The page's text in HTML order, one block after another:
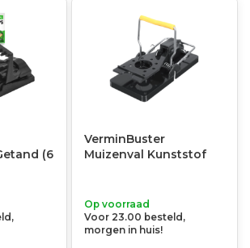
(6
VerminBuster
Muizenval Kunststof
Op voorraad
Voor 23.00 besteld,
morgen in huis!